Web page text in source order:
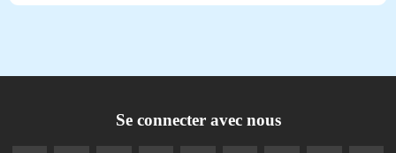
Se connecter avec nous